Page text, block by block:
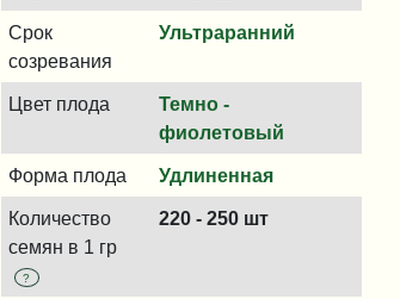
Срок
созревания
Ультраранний
Цвет плода
Темно -
фиолетовый
Форма плода Удлиненная
Количество
семян в 1 гр
?
220 - 250 шт